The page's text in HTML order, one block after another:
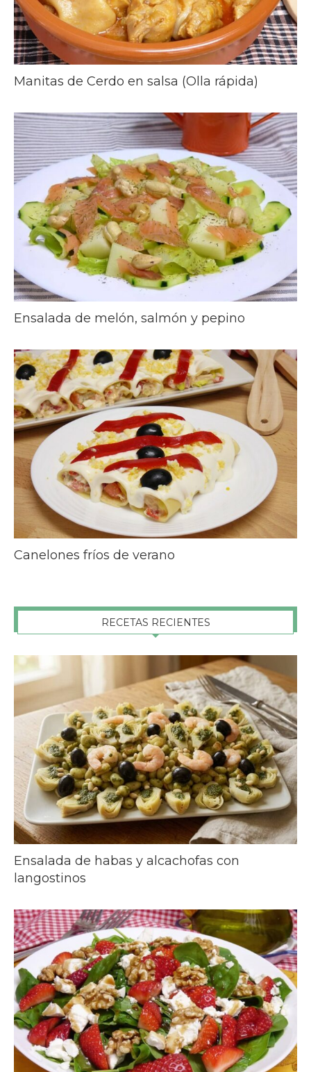
Manitas de Cerdo en salsa (Olla rápida)
Ensalada de melón, salmón y pepino
Canelones fríos de verano
RECETAS RECIENTES
Ensalada de habas y alcachofas con
langostinos